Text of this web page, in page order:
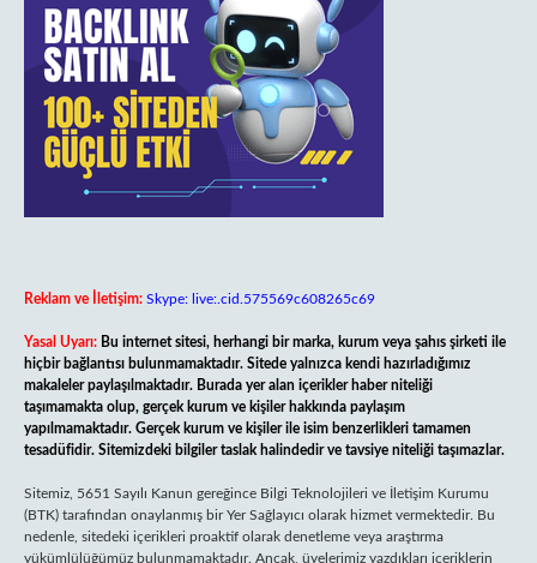
Reklam ve İletişim: Skype: live:.cid.575569c608265c69
Yasal Uyarı: Bu internet sitesi, herhangi bir marka, kurum veya şahıs şirketi ile
hiçbir bağlantısı bulunmamaktadır. Sitede yalnızca kendi hazırladığımız
makaleler paylaşılmaktadır. Burada yer alan içerikler haber niteliği
taşımamakta olup, gerçek kurum ve kişiler hakkında paylaşım
yapılmamaktadır. Gerçek kurum ve kişiler ile isim benzerlikleri tamamen
tesadüfidir. Sitemizdeki bilgiler taslak halindedir ve tavsiye niteliği taşımazlar.
Sitemiz, 5651 Sayılı Kanun gereğince Bilgi Teknolojileri ve İletişim Kurumu
(BTK) tarafından onaylanmış bir Yer Sağlayıcı olarak hizmet vermektedir. Bu
nedenle, sitedeki içerikleri proaktif olarak denetleme veya araştırma
yükümlülüğümüz bulunmamaktadır. Ancak, üyelerimiz yazdıkları içeriklerin